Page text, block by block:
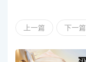
上一篇 下一篇